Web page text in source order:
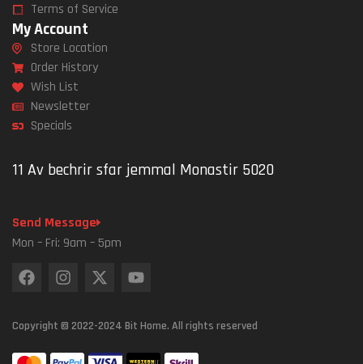
Terms of Service
My Account
Store Location
Order History
Wish List
Newsletter
Specials
11 Av bechrir sfar jemmal Monastir 5020
Send Message
Mon – Fri: 9am – 5pm
Copyright © 2022-2024 Bit Home. All rights reserved